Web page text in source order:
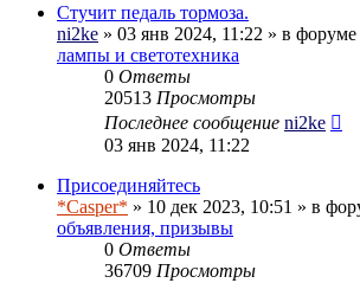
Стучит педаль тормоза.
ni2ke » 03 янв 2024, 11:22 » в форуме
лампы и светотехника
0 Ответы
20513 Просмотры
Последнее сообщение ni2ke
03 янв 2024, 11:22
Присоединяйтесь
*Casper* » 10 дек 2023, 10:51 » в
объявления, призывы
0 Ответы
36709 Просмотры